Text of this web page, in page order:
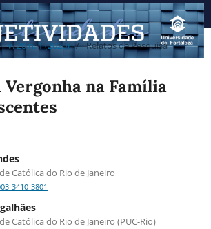
v. 20 n. 1 (2020) / Relatos de Pesquisa
Vergonha na Família
Católica do Rio de Janeiro
3410-3801
Católica do Rio de Janeiro (PUC-Rio)